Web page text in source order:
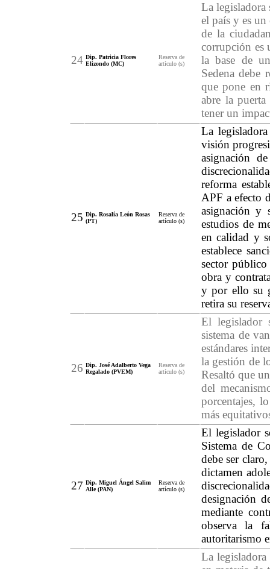
24 Dip. Patricia Flores
Elizondo (MC)
Reserva de
artículo (s)
La legisladora
el país y es
de la
corrupción es
la base de
Sedena debe
que pone en
abre la
tener un
25 Dip. Rosalía León Rosas
(PT)
Reserva de
artículo (s)
La
visión
asignación
reforma
APF a efecto
asignación y
estudios de
en calidad y
establece
sector
obra y
y por ello su
retira su
26 Dip. José Adalberto Vega
Regalado (PVEM)
Reserva de
artículo (s)
El legislador
sistema de
estándares
la gestión de
Resaltó que
del
porcentajes,
más
27 Dip. Miguel Ángel Salim
Alle (PAN)
Reserva de
artículo (s)
El legislador
Sistema de
debe ser
dictamen
designación
mediante
observa la
autoritarismo
La legisladora